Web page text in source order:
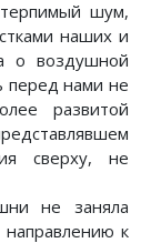
шум,
наших и
о воздушной
перед нами не
развитой
сверху, не
не заняла
к